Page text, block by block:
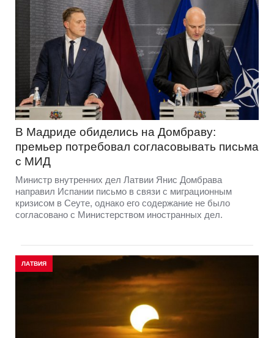
В Мадриде обиделись на Домбраву:
премьер потребовал согласовывать письма
с МИД
Министр внутренних дел Латвии Янис Домбрава
направил Испании письмо в связи с миграционным
кризисом в Сеуте, однако его содержание не было
согласовано с Министерством иностранных дел.
ЛАТВИЯ